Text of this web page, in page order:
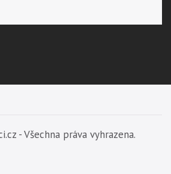
- Všechna práva vyhrazena.